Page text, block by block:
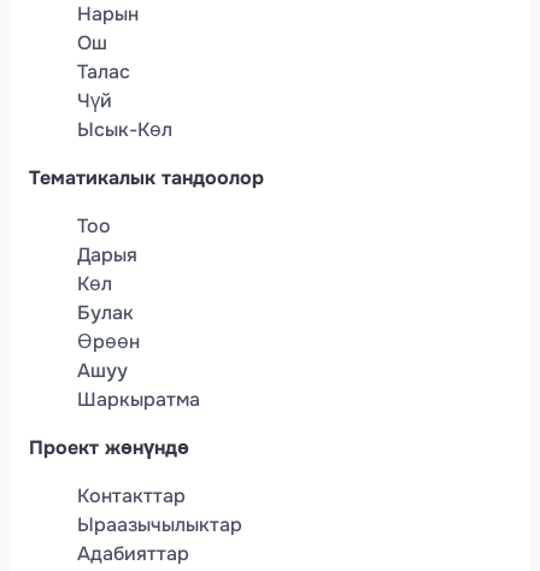
Нарын
Ош
Талас
Чүй
Ысык-Көл
Тематикалык тандоолор
Тоо
Дарыя
Көл
Булак
Өрөөн
Ашуу
Шаркыратма
Проект жөнүндө
Контакттар
Ыраазычылыктар
Адабияттар